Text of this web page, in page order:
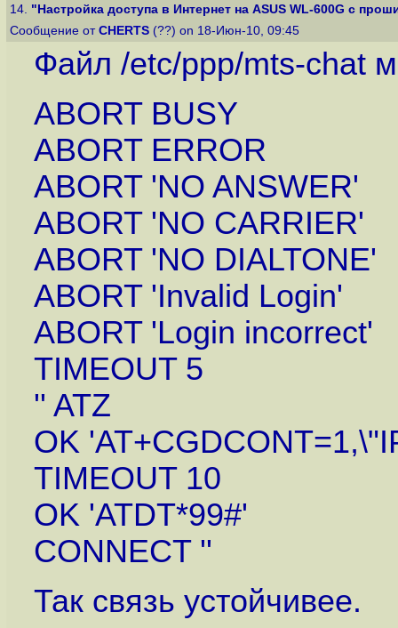
14. "Настройка доступа в Интернет на ASUS WL-600G с
Сообщение от CHERTS (??) on 18-Июн-10, 09:45
Файл /etc/ppp/mts-chat
ABORT BUSY
ABORT ERROR
ABORT 'NO ANSWER'
ABORT 'NO CARRIER'
ABORT 'NO DIALTONE'
ABORT 'Invalid Login'
ABORT 'Login incorrect'
TIMEOUT 5
'' ATZ
OK
TIMEOUT 10
OK 'ATDT*99#'
CONNECT ''
Так связь устойчивее.